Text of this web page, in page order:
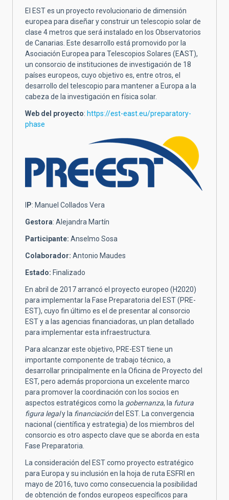
El EST es un proyecto revolucionario de dimensión
europea para diseñar y construir un telescopio solar de
clase 4 metros que será instalado en los Observatorios
de Canarias. Este desarrollo está promovido por la
Asociación Europea para Telescopios Solares (EAST),
un consorcio de instituciones de investigación de 18
países europeos, cuyo objetivo es, entre otros, el
desarrollo del telescopio para mantener a Europa a la
cabeza de la investigación en física solar.
Web del proyecto: https://est-east.eu/preparatory-
phase
P: Manuel Collados Vera
Gestora: Alejandra Martín
Participante: Anselmo Sosa
Colaborador: Antonio Maudes
Estado: Finalizado
En abril de 2017 arrancó el proyecto europeo (H2020)
para implementar la Fase Preparatoria del EST (PRE-
EST), cuyo fin último es el de presentar al consorcio
EST y a las agencias financiadoras, un plan detallado
para implementar esta infraestructura.
Para alcanzar este objetivo, PRE-EST tiene un
importante componente de trabajo técnico, a
desarrollar principalmente en la Oficina de Proyecto del
EST, pero además proporciona un excelente marco
para promover la coordinación con los socios en
aspectos estratégicos como la gobernanza, la futura
figura legaly la financiacióndel EST. La convergencia
nacional (científica y estrategia) de los miembros del
consorcio es otro aspecto clave que se aborda en esta
Fase Preparatoria.
La consideración del EST como proyecto estratégico
para Europa y su inclusión en la hoja de ruta ESFRI en
mayo de 2016, tuvo como consecuencia la posibilidad
de obtención de fondos europeos específicos para